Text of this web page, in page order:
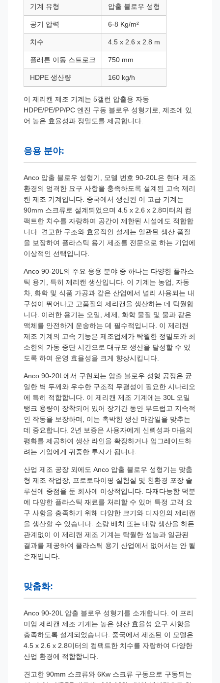
기계 유형 압출 블로우 성형
공기 압력 6-8 Kg/m²
치수 4.5 x 2.6 x 2.8 m
플래튼 이동 스트로크 750 mm
HDPE 생산량 160 kg/h
이 제리캔 제조 기계는 5갤런 압출용 자동
HDPE/PE/PP/PC 엔진 구동 블로우 성형기로, 제조에 있
어 높은 효율성과 정밀도를 제공합니다.
응용 분야:
Anco 압출 블로우 성형기, 모델 번호 90-20L은 현대 제조
환경의 엄격한 요구 사항을 충족하도록 설계된 고속 제리
캔 제조 기계입니다. 중국에서 생산된 이 고급 기계는
90mm 스크류로 설계되었으며 4.5 x 2.6 x 2.8미터의 컴
팩트한 치수를 자랑하여 공간이 제한된 시설에도 적합합
니다. 견고한 구조와 효율적인 설계는 일관된 생산 품질
을 보장하여 플라스틱 용기 제조를 전문으로 하는 기업에
이상적인 선택입니다.
Anco 90-20L의 주요 응용 분야 중 하나는 다양한 플라스
틱 용기, 특히 제리캔 생산입니다. 이 기계는 농업, 자동
차, 화학 및 식품 가공과 같은 산업에서 널리 사용되는 내
구성이 뛰어나고 고품질의 제리캔을 생산하는 데 탁월합
니다. 이러한 용기는 오일, 세제, 화학 물질 및 물과 같은
액체를 안전하게 운송하는 데 필수적입니다. 이 제리캔
제조 기계의 고속 기능은 제조업체가 탁월한 정밀도와 최
소한의 가동 중단 시간으로 대규모 생산을 달성할 수 있
도록 하여 운영 효율성을 크게 향상시킵니다.
Anco 90-20L에서 구현되는 압출 블로우 성형 공정은 균
일한 벽 두께와 우수한 구조적 무결성이 필요한 시나리오
에 특히 적합합니다. 이 제리캔 제조 기계에는 30L 오일
탱크 용량이 장착되어 있어 장기간 동안 부드럽고 지속적
인 작동을 보장하며, 이는 촉박한 생산 마감일을 맞추는
데 중요합니다. 2년 보증은 사용자에게 신뢰성과 마음의
평화를 제공하여 생산 라인을 확장하거나 업그레이드하
려는 기업에게 귀중한 투자가 됩니다.
산업 제조 공장 외에도 Anco 압출 블로우 성형기는 맞춤
형 제조 작업장, 프로토타이핑 실험실 및 친환경 포장 솔
루션에 중점을 둔 회사에 이상적입니다. 다재다능함 덕분
에 다양한 플라스틱 재료를 처리할 수 있어 특정 고객 요
구 사항을 충족하기 위해 다양한 크기와 디자인의 제리캔
을 생산할 수 있습니다. 소량 배치 또는 대량 생산을 하든
관계없이 이 제리캔 제조 기계는 탁월한 성능과 일관된
결과를 제공하여 플라스틱 용기 산업에서 없어서는 안 될
존재입니다.
맞춤화:
Anco 90-20L 압출 블로우 성형기를 소개합니다. 이 프리
미엄 제리캔 제조 기계는 높은 생산 효율성 요구 사항을
충족하도록 설계되었습니다. 중국에서 제조된 이 모델은
4.5 x 2.6 x 2.8미터의 컴팩트한 치수를 자랑하여 다양한
산업 환경에 적합합니다.
견고한 90mm 스크류와 6Kw 스크류 구동으로 구동되는